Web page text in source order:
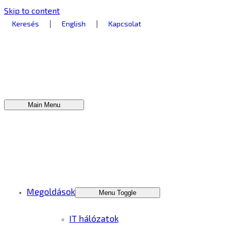
Skip to content
Keresés | English | Kapcsolat
Main Menu
Megoldások Menu Toggle
IT hálózatok